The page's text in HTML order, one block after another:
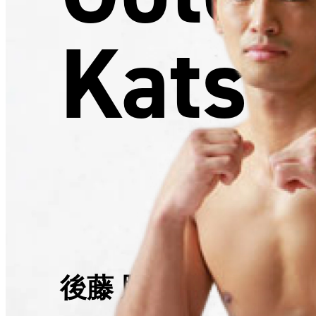
後藤 勝也